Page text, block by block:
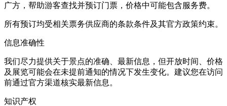
广方，帮助游客查找并预订门票，价格中可能包含服务费。
所有预订均受相关票务供应商的条款条件及其官方政策约束。
信息准确性
我们尽力提供关于景点的准确、最新信息，但开放时间、价格
及展览可能会在未提前通知的情况下发生变化。建议您在访问
前通过官方渠道核实最新信息。
知识产权